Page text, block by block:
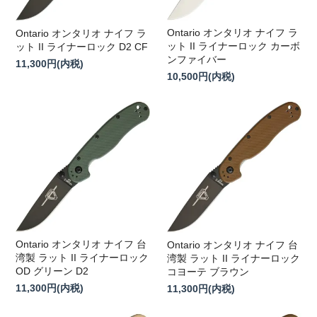
Ontario オンタリオ ナイフ ラ
ット II ライナーロック D2 CF
11,300円(内税)
Ontario オンタリオ ナイフ ラ
ット II ライナーロック カーボ
ンファイバー
10,500円(内税)
Ontario オンタリオ ナイフ 台
湾製 ラット II ライナーロック
OD グリーン D2
11,300円(内税)
Ontario オンタリオ ナイフ 台
湾製 ラット II ライナーロック
コヨーテ ブラウン
11,300円(内税)